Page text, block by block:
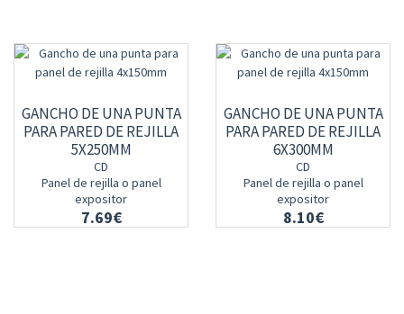
GANCHO DE UNA PUNTA
PARA PARED DE REJILLA
5X250MM
CD
Panel de rejilla o panel
expositor
7.69€
GANCHO DE UNA PUNTA
PARA PARED DE REJILLA
6X300MM
CD
Panel de rejilla o panel
expositor
8.10€